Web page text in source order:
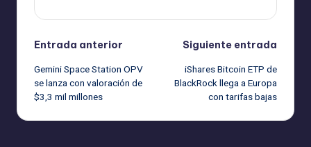
Navegación
de
entradas
Entrada anterior
Gemini Space Station OPV
se lanza con valoración de
$3,3 mil millones
Siguiente entrada
iShares Bitcoin ETP de
BlackRock llega a Europa
con tarifas bajas